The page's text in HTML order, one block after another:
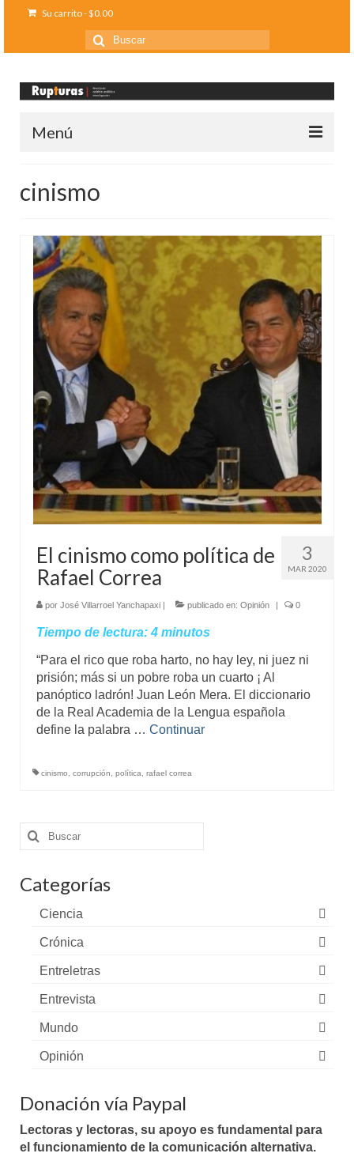
Su carrito-$0.00
Buscar
por:
Menú
Contáctanos
Opinión
Entreletras
Ciencia
Mundo
Aula Virtual
cinismo
3
MAR 2020
El cinismo como política de
Rafael Correa
por José Villarroel Yanchapaxi | publicado en: Opinión | 0
Tiempo de lectura: 4 minutos
“Para el rico que roba harto, no hay ley, ni juez ni
prisión; más si un pobre roba un cuarto ¡ Al
panóptico ladrón! Juan León Mera. El diccionario
de la Real Academia de la Lengua española
define la palabra … Continuar
cinismo corrupción política rafael correa
Buscar
por:
Categorías
Ciencia
Crónica
Entreletras
Entrevista
Mundo
Opinión
Donación vía Paypal
Lectoras y lectoras, su apoyo es fundamental para
el funcionamiento de la comunicación alternativa.